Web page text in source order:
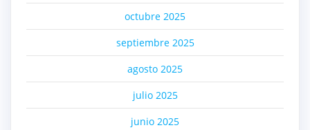
octubre 2025
septiembre 2025
agosto 2025
julio 2025
junio 2025